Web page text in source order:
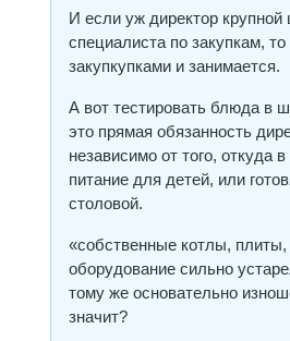
И если уж директор
специалиста по закупкам,
закупкупками и занимается.
А вот тестировать блюда в
это прямая обязанность
независимо от того, откуда
питание для детей, или
столовой.
«собственные котлы, плиты,
оборудование сильно
тому же основательно
значит?